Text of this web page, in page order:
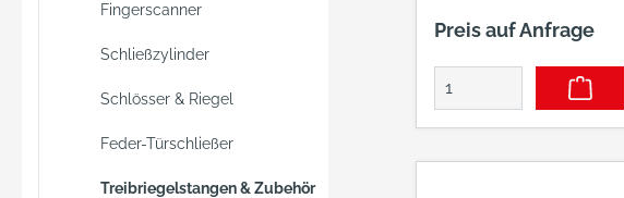
Fingerscanner
Schließzylinder
Schlösser & Riegel
Feder-Türschließer
Treibriegelstangen & Zubehör
Preis auf Anfrage